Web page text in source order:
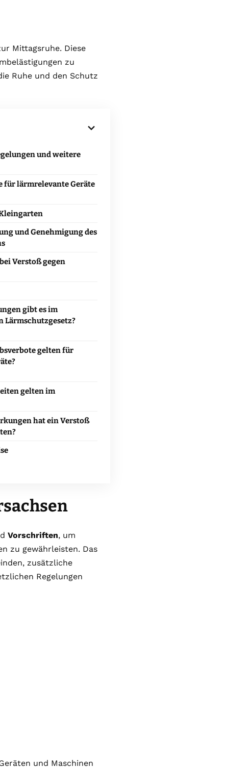
Mittagsruhe. Diese
zu
Ruhe und den Schutz
und weitere
für lärmrelevante Geräte
und Genehmigung des
Verstoß gegen
gibt es im
Lärmschutzgesetz?
gelten für
gelten im
hat ein Verstoß
Vorschriften, um
zu gewährleisten. Das
zusätzliche
Regelungen
und Maschinen